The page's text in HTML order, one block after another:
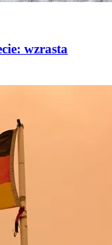
wzrasta